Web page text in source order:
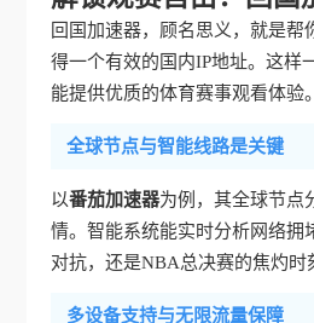
回国加速器，顾名思义，就是
得一个有效的国内IP地址。这样
能提供优质的体育赛事观看体验。
全球节点与智能线路是关键
以番茄加速器为例，其全球节点
情。智能系统能实时分析网络拥
对抗，还是NBA总决赛的焦灼时
多设备支持与无限流量保障